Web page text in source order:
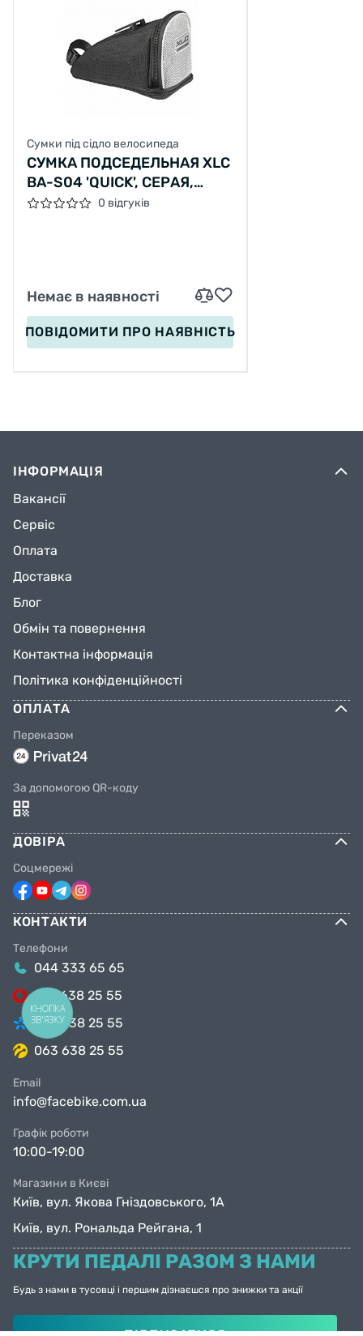
Сумки під сідло велосипеда
СУМКА ПОДСЕДЕЛЬНАЯ XLC
BA-S04 'QUICK', СЕРАЯ,
РАЗМЕР S0 відгуків
Немає в наявності
ПОВІДОМИТИ ПРО НАЯВНІСТЬ
ІНФОРМАЦІЯ
Вакансії
Сервіс
Оплата
Доставка
Блог
Обмін та повернення
Контактна інформація
Політика конфіденційності
ОПЛАТА
Переказом
За допомогою QR-коду
ДОВІРА
Соцмережі
КОНТАКТИ
Телефони
044 333 65 65
099 638 25 55
098 638 25 55
063 638 25 55
Email
info@facebike.com.ua
Графік роботи
10:00-19:00
Магазини в Києві
Київ, вул. Якова Гніздовського, 1А
Київ, вул. Рональда Рейгана, 1
КРУТИ ПЕДАЛІ РАЗОМ З НАМИ
Будь з нами в тусовці і першим дізнаєшся про знижки та акції
КНОПКА
ЗВ'ЯЗКУ